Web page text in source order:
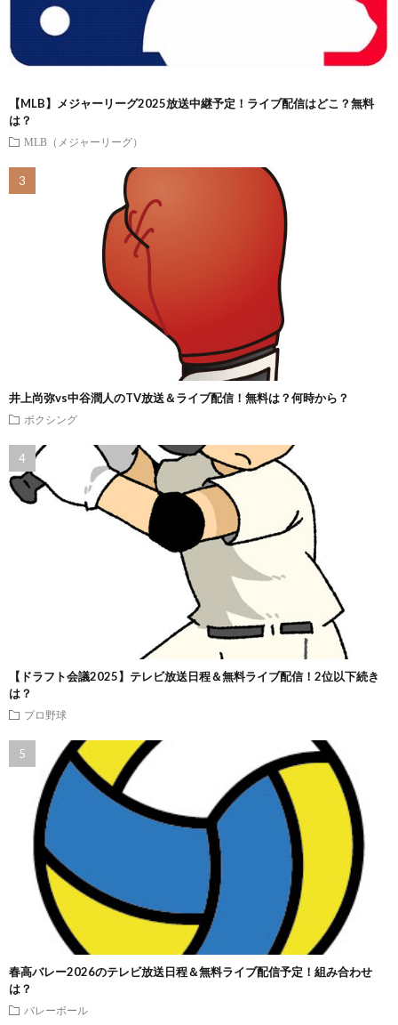
【MLB】メジャーリーグ2025放送中継予定！ライブ配信はどこ？無料
は？
MLB（メジャーリーグ）
井上尚弥vs中谷潤人のTV放送＆ライブ配信！無料は？何時から？
ボクシング
【ドラフト会議2025】テレビ放送日程＆無料ライブ配信！2位以下続き
は？
プロ野球
春高バレー2026のテレビ放送日程＆無料ライブ配信予定！組み合わせ
は？
バレーボール